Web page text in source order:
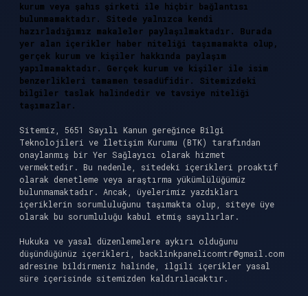
kurum veya şahıs şirketi ile hiçbir bağlantısı
bulunmamaktadır. Sitede yalnızca kendi
hazırladığımız makaleler paylaşılmaktadır. Burada
yer alan içerikler haber niteliği taşımamakta olup,
gerçek kurum ve kişiler hakkında paylaşım
yapılmamaktadır. Gerçek kurum ve kişiler ile isim
benzerlikleri tamamen tesadüfidir. Sitemizdeki
bilgiler taslak halindedir ve tavsiye niteliği
taşımazlar.
Sitemiz, 5651 Sayılı Kanun gereğince Bilgi
Teknolojileri ve İletişim Kurumu (BTK) tarafından
onaylanmış bir Yer Sağlayıcı olarak hizmet
vermektedir. Bu nedenle, sitedeki içerikleri proaktif
olarak denetleme veya araştırma yükümlülüğümüz
bulunmamaktadır. Ancak, üyelerimiz yazdıkları
içeriklerin sorumluluğunu taşımakta olup, siteye üye
olarak bu sorumluluğu kabul etmiş sayılırlar.
Hukuka ve yasal düzenlemelere aykırı olduğunu
düşündüğünüz içerikleri, backlinkpanelicomtr@gmail.com
adresine bildirmeniz halinde, ilgili içerikler yasal
süre içerisinde sitemizden kaldırılacaktır.